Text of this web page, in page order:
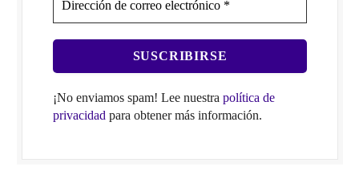
¡No enviamos spam! Lee nuestra política de
privacidad para obtener más información.